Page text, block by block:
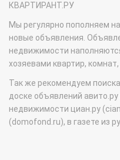
КВАРТИРАНТ.РУ
Мы регулярно пополняем
новые объявления.
недвижимости
хозяевами квартир,
Так же рекомендуем
доске объявлений
недвижимости циан.ру
(domofond.ru), в газете из